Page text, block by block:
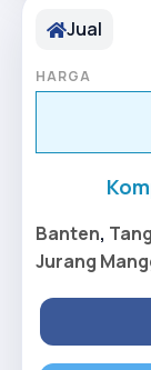
Jual
HARGA
Banten,
Jurang